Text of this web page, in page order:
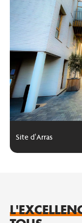
Site d'Arras